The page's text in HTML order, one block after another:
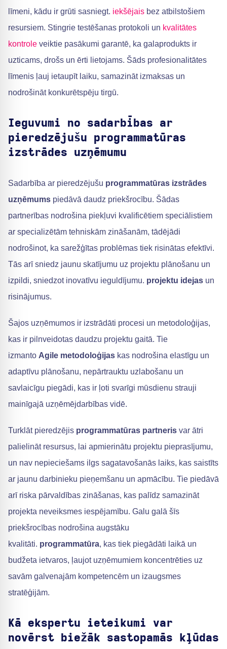
līmeni, kādu ir grūti sasniegt. iekšējais bez atbilstošiem
resursiem. Stingrie testēšanas protokoli un kvalitātes
kontrole veiktie pasākumi garantē, ka galaprodukts ir
uzticams, drošs un ērti lietojams. Šāds profesionalitātes
līmenis ļauj ietaupīt laiku, samazināt izmaksas un
nodrošināt konkurētspēju tirgū.
Ieguvumi no sadarbības ar
pieredzējušu programmatūras
izstrādes uzņēmumu
Sadarbība ar pieredzējušu programmatūras izstrādes
uzņēmums piedāvā daudz priekšrocību. Šādas
partnerības nodrošina piekļuvi kvalificētiem speciālistiem
ar specializētām tehniskām zināšanām, tādējādi
nodrošinot, ka sarežģītas problēmas tiek risinātas efektīvi.
Tās arī sniedz jaunu skatījumu uz projektu plānošanu un
izpildi, sniedzot inovatīvu ieguldījumu. projektu idejas un
risinājumus.
Šajos uzņēmumos ir izstrādāti procesi un metodoloģijas,
kas ir pilnveidotas daudzu projektu gaitā. Tie
izmanto Agile metodoloģijas kas nodrošina elastīgu un
adaptīvu plānošanu, nepārtrauktu uzlabošanu un
savlaicīgu piegādi, kas ir ļoti svarīgi mūsdienu strauji
mainīgajā uzņēmējdarbības vidē.
Turklāt pieredzējis programmatūras partneris var ātri
palielināt resursus, lai apmierinātu projektu pieprasījumu,
un nav nepieciešams ilgs sagatavošanās laiks, kas saistīts
ar jaunu darbinieku pieņemšanu un apmācību. Tie piedāvā
arī riska pārvaldības zināšanas, kas palīdz samazināt
projekta neveiksmes iespējamību. Galu galā šīs
priekšrocības nodrošina augstāku
kvalitāti. programmatūra, kas tiek piegādāti laikā un
budžeta ietvaros, ļaujot uzņēmumiem koncentrēties uz
savām galvenajām kompetencēm un izaugsmes
stratēģijām.
Kā ekspertu ieteikumi var
novērst biežāk sastopamās kļūdas